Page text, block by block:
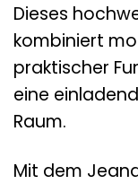
Dieses
kombiniert
praktischer
eine
Raum.
Mit dem